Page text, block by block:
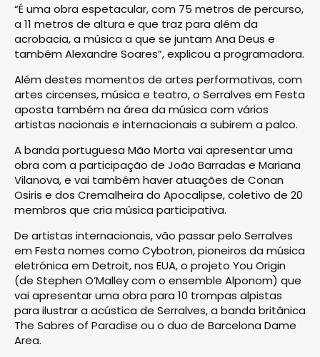
“É uma obra espetacular, com 75 metros de percurso,
a 11 metros de altura e que traz para além da
acrobacia, a música a que se juntam Ana Deus e
também Alexandre Soares”, explicou a programadora.
Além destes momentos de artes performativas, com
artes circenses, música e teatro, o Serralves em Festa
aposta também na área da música com vários
artistas nacionais e internacionais a subirem a palco.
A banda portuguesa Mão Morta vai apresentar uma
obra com a participação de João Barradas e Mariana
Vilanova, e vai também haver atuações de Conan
Osiris e dos Cremalheira do Apocalipse, coletivo de 20
membros que cria música participativa.
De artistas internacionais, vão passar pelo Serralves
em Festa nomes como Cybotron, pioneiros da música
eletrónica em Detroit, nos EUA, o projeto You Origin
(de Stephen O’Malley com o ensemble Alponom) que
vai apresentar uma obra para 10 trompas alpistas
para ilustrar a acústica de Serralves, a banda britânica
The Sabres of Paradise ou o duo de Barcelona Dame
Area.